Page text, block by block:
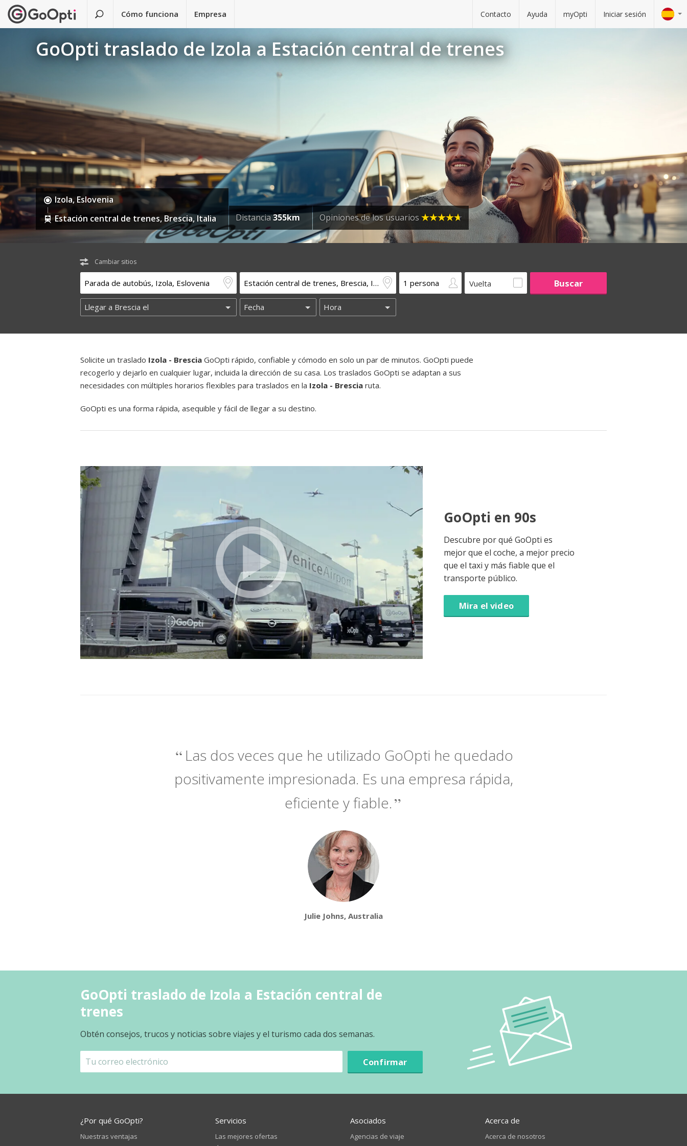
Cómo funciona Empresa Contacto Ayuda myOpti Iniciar sesión
GoOpti traslado de Izola a Estación central de trenes
Izola, Eslovenia
Estación central de trenes, Brescia, Italia
Distancia355km Opiniones de los usuarios
Cambiar sitios
Vuelta
Solicite un traslado Izola - Brescia GoOpti rápido, confiable y cómodo en solo un par de minutos. GoOpti puede
recogerlo y dejarlo en cualquier lugar, incluida la dirección de su casa. Los traslados GoOpti se adaptan a sus
necesidades con múltiples horarios flexibles para traslados en la Izola - Brescia ruta.
GoOpti es una forma rápida, asequible y fácil de llegar a su destino.
GoOpti en 90s
Descubre por qué GoOpti es
mejor que el coche, a mejor precio
que el taxi y más fiable que el
transporte público.
Mira el video
Las dos veces que he utilizado GoOpti he quedado
positivamente impresionada. Es una empresa rápida,
eficiente y fiable.
Julie Johns, Australia
GoOpti traslado de Izola a Estación central de
trenes
Obtén consejos, trucos y noticias sobre viajes y el turismo cada dos semanas.
Confirmar
¿Por qué GoOpti?
Nuestras ventajas
Servicios
Las mejores ofertas
Asociados
Agencias de viaje
Acerca de
Acerca de nosotros